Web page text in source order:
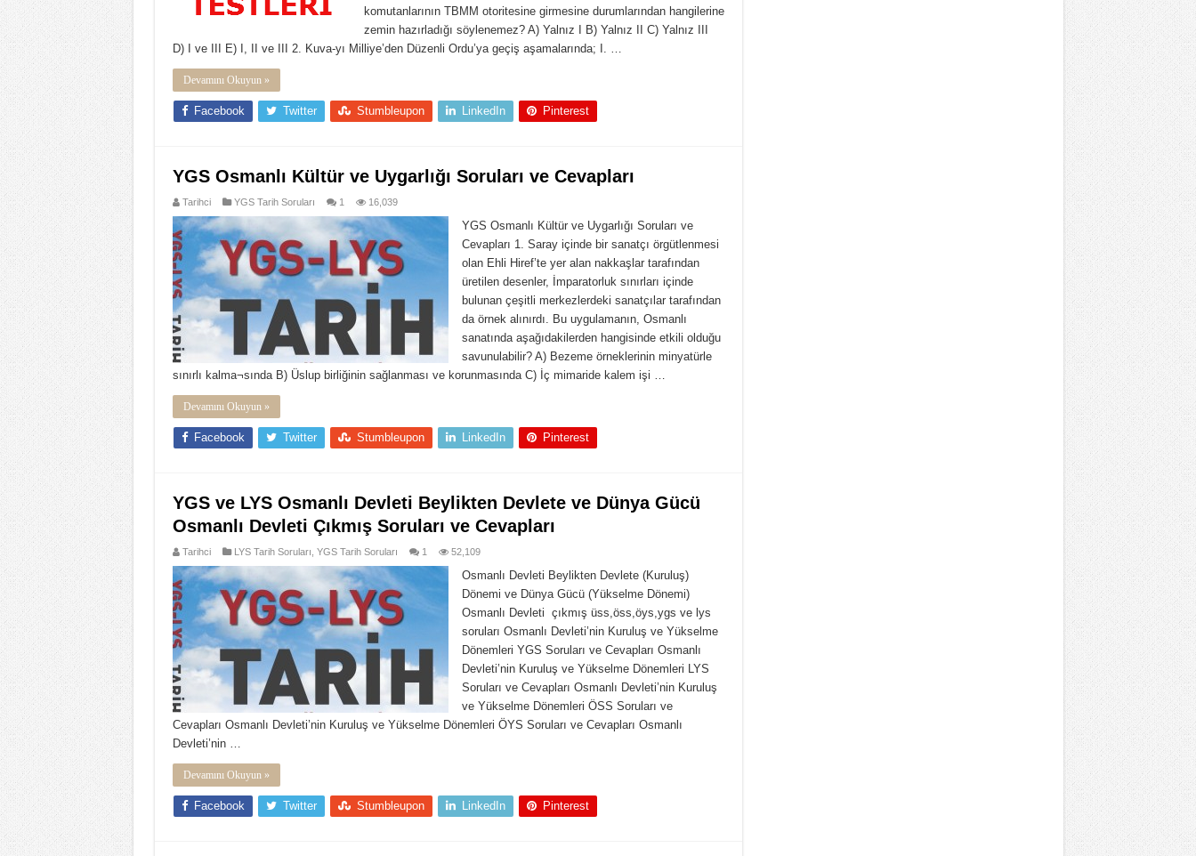
komutanlarının TBMM otoritesine girmesine durumlarından hangilerine
zemin hazırladığı söylenemez? A) Yalnız I B) Yalnız II C) Yalnız III
D) I ve III E) I, II ve III 2. Kuva-yı Milliye’den Düzenli Ordu’ya geçiş aşamalarında; I. …
Devamını Okuyun »
Facebook Twitter Stumbleupon LinkedIn Pinterest
YGS Osmanlı Kültür ve Uygarlığı Soruları ve Cevapları
Tarihci YGS Tarih Soruları 1 16,039
YGS Osmanlı Kültür ve Uygarlığı Soruları ve
Cevapları 1. Saray içinde bir sanatçı örgütlenmesi
olan Ehli Hiref’te yer alan nakkaşlar tarafından
üretilen desenler, İmparatorluk sınırları içinde
bulunan çeşitli merkezlerdeki sanatçılar tarafından
da örnek alınırdı. Bu uygulamanın, Osmanlı
sanatında aşağıdakilerden hangisinde etkili olduğu
savunulabilir? A) Bezeme örneklerinin minyatürle
sınırlı kalma¬sında B) Üslup birliğinin sağlanması ve korunmasında C) İç mimaride kalem işi …
Devamını Okuyun »
Facebook Twitter Stumbleupon LinkedIn Pinterest
YGS ve LYS Osmanlı Devleti Beylikten Devlete ve Dünya Gücü
Osmanlı Devleti Çıkmış Soruları ve Cevapları
Tarihci LYS Tarih Soruları YGS Tarih Soruları 1 52,109
Osmanlı Devleti Beylikten Devlete (Kuruluş)
Dönemi ve Dünya Gücü (Yükselme Dönemi)
Osmanlı Devleti çıkmış üss,öss,öys,ygs ve lys
soruları Osmanlı Devleti’nin Kuruluş ve Yükselme
Dönemleri YGS Soruları ve Cevapları Osmanlı
Devleti’nin Kuruluş ve Yükselme Dönemleri LYS
Soruları ve Cevapları Osmanlı Devleti’nin Kuruluş
ve Yükselme Dönemleri ÖSS Soruları ve
Cevapları Osmanlı Devleti’nin Kuruluş ve Yükselme Dönemleri ÖYS Soruları ve Cevapları Osmanlı
Devleti’nin …
Devamını Okuyun »
Facebook Twitter Stumbleupon LinkedIn Pinterest